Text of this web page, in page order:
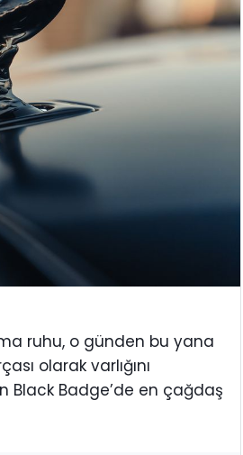
ruhu, o günden bu yana
olarak varlığını
Black Badge’de en çağdaş